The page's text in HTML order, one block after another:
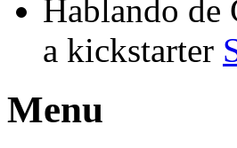
Hablando
a kickstarter
Menu